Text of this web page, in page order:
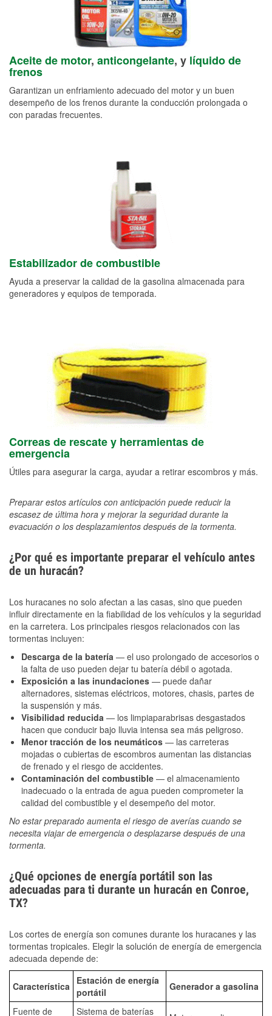
Aceite de motor, anticongelante, y líquido de
frenos
Garantizan un enfriamiento adecuado del motor y un buen
desempeño de los frenos durante la conducción prolongada o
con paradas frecuentes.
Estabilizador de combustible
Ayuda a preservar la calidad de la gasolina almacenada para
generadores y equipos de temporada.
Correas de rescate y herramientas de
emergencia
Útiles para asegurar la carga, ayudar a retirar escombros y más.
Preparar estos artículos con anticipación puede reducir la
escasez de última hora y mejorar la seguridad durante la
evacuación o los desplazamientos después de la tormenta.
¿Por qué es importante preparar el vehículo antes
de un huracán?
Los huracanes no solo afectan a las casas, sino que pueden
influir directamente en la fiabilidad de los vehículos y la seguridad
en la carretera. Los principales riesgos relacionados con las
tormentas incluyen:
Descarga de la batería — el uso prolongado de accesorios o
la falta de uso pueden dejar tu batería débil o agotada.
Exposición a las inundaciones — puede dañar
alternadores, sistemas eléctricos, motores, chasis, partes de
la suspensión y más.
Visibilidad reducida — los limpiaparabrisas desgastados
hacen que conducir bajo lluvia intensa sea más peligroso.
Menor tracción de los neumáticos — las carreteras
mojadas o cubiertas de escombros aumentan las distancias
de frenado y el riesgo de accidentes.
Contaminación del combustible — el almacenamiento
inadecuado o la entrada de agua pueden comprometer la
calidad del combustible y el desempeño del motor.
No estar preparado aumenta el riesgo de averías cuando se
necesita viajar de emergencia o desplazarse después de una
tormenta.
¿Qué opciones de energía portátil son las
adecuadas para ti durante un huracán en Conroe,
TX?
Los cortes de energía son comunes durante los huracanes y las
tormentas tropicales. Elegir la solución de energía de emergencia
adecuada depende de:
Característica
Estación de energía
portátil
Generador a gasolina
Fuente de Sistema de baterías